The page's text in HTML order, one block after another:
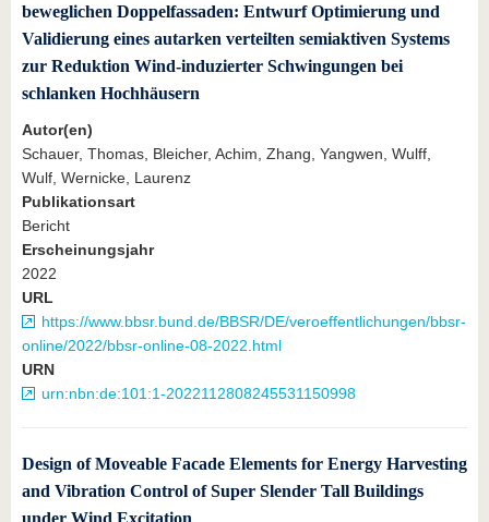
beweglichen Doppelfassaden: Entwurf Optimierung und
Validierung eines autarken verteilten semiaktiven Systems
zur Reduktion Wind-induzierter Schwingungen bei
schlanken Hochhäusern
Autor(en)
Schauer, Thomas, Bleicher, Achim, Zhang, Yangwen, Wulff,
Wulf, Wernicke, Laurenz
Publikationsart
Bericht
Erscheinungsjahr
2022
URL
https://www.bbsr.bund.de/BBSR/DE/veroeffentlichungen/bbsr-
online/2022/bbsr-online-08-2022.html
URN
urn:nbn:de:101:1-2022112808245531150998
Design of Moveable Facade Elements for Energy Harvesting
and Vibration Control of Super Slender Tall Buildings
under Wind Excitation